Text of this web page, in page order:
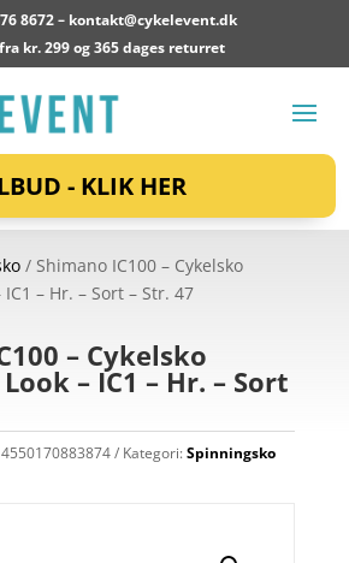
8672 – kontakt@cykelevent.dk
kr. 299 og 365 dages returret
- KLIK HER
/ Shimano IC100 – Cykelsko
– Hr. – Sort – Str. 47
– Cykelsko
– IC1 – Hr. – Sort
4550170883874 Kategori:Spinningsko